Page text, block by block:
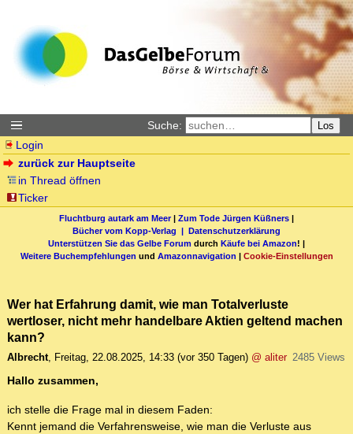
Suche: Los
Login
zurück zur Hauptseite
in Thread öffnen
Ticker
Fluchtburg autark am Meer| Zum Tode Jürgen Küßners |
Bücher vom Kopp-Verlag | Datenschutzerklärung
Unterstützen Sie das Gelbe Forum durch Käufe bei Amazon! |
Weitere Buchempfehlungen und Amazonnavigation | Cookie-Einstellungen
Wer hat Erfahrung damit, wie man Totalverluste
wertloser, nicht mehr handelbare Aktien geltend machen
kann?
Albrecht, Freitag, 22.08.2025, 14:33 (vor 350 Tagen) @ aliter 2485 Views
Hallo zusammen,
ich stelle die Frage mal in diesem Faden:
Kennt jemand die Verfahrensweise, wie man die Verluste aus